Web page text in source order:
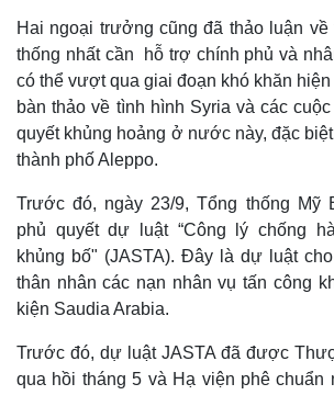
Hai ngoại trưởng cũng đã thảo luận về
thống nhất cần hỗ trợ chính phủ và
có thể vượt qua giai đoạn khó khăn
bàn thảo về tình hình Syria và các
quyết khủng hoảng ở nước này, đặc
thành phố Aleppo.
Trước đó, ngày 23/9, Tổng thống Mỹ
phủ quyết dự luật “Công lý chống
khủng bố" (JASTA). Đây là dự luật
thân nhân các nạn nhân vụ tấn công
kiện Saudia Arabia.
Trước đó, dự luật JASTA đã được
qua hồi tháng 5 và Hạ viện phê chuẩn